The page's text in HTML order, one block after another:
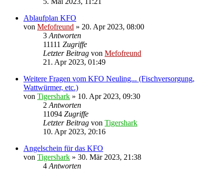
Ablaufplan KFO
von Mefofreund » 20. Apr 2023, 08:00
3 Antworten
11111 Zugriffe
Letzter Beitrag von Mefofreund
21. Apr 2023, 01:49
Weitere Fragen vom KFO Neuling... (Fischversorgung,
Wattwürmer, etc.)
von Tigershark » 10. Apr 2023, 09:30
2 Antworten
11094 Zugriffe
Letzter Beitrag von Tigershark
10. Apr 2023, 20:16
Angelschein für das KFO
von Tigershark » 30. Mär 2023, 21:38
4 Antworten